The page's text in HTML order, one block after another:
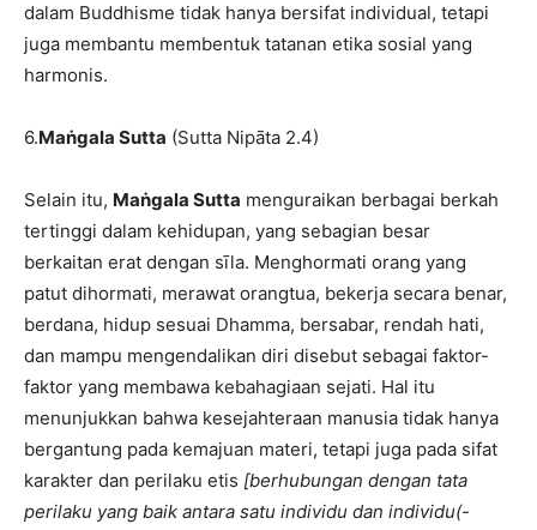
dalam Buddhisme tidak hanya bersifat individual, tetapi
juga membantu membentuk tatanan etika sosial yang
harmonis.
6.Maṅgala Sutta (Sutta Nipāta 2.4)
Selain itu, Maṅgala Sutta menguraikan berbagai berkah
tertinggi dalam kehidupan, yang sebagian besar
berkaitan erat dengan sīla. Menghormati orang yang
patut dihormati, merawat orangtua, bekerja secara benar,
berdana, hidup sesuai Dhamma, bersabar, rendah hati,
dan mampu mengendalikan diri disebut sebagai faktor-
faktor yang membawa kebahagiaan sejati. Hal itu
menunjukkan bahwa kesejahteraan manusia tidak hanya
bergantung pada kemajuan materi, tetapi juga pada sifat
karakter dan perilaku etis [berhubungan dengan tata
perilaku yang baik antara satu individu dan individu(-